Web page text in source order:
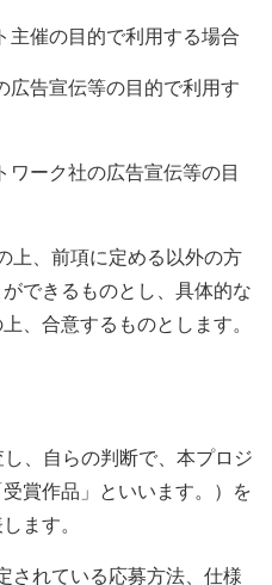
催の目的で利用する場合
告宣伝等の目的で利用す
ーク社の広告宣伝等の目
上、前項に定める以外の方
できるものとし、具体的な
、合意するものとします。
、自らの判断で、本プロジ
賞作品」といいます。）を
ます。
されている応募方法、仕様